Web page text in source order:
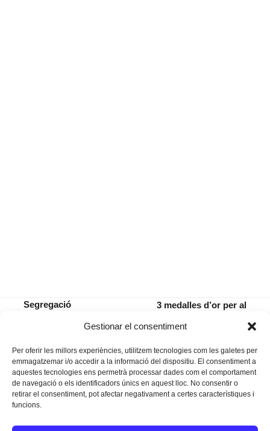
Gestionar el consentiment
Per oferir les millors experiències, utilitzem tecnologies com les galetes per
emmagatzemar i/o accedir a la informació del dispositiu. El consentiment a
aquestes tecnologies ens permetrà processar dades com el comportament
de navegació o els identificadors únics en aquest lloc. No consentir o
retirar el consentiment, pot afectar negativament a certes característiques i
funcions.
Segregació
next
3 medalles d’or per al
balear escolar de judo
Instagram
Facebook
Twitter